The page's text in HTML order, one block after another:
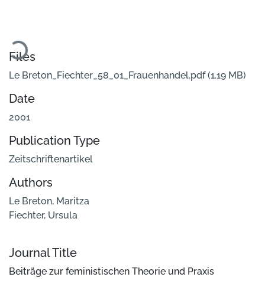
Loading...
Files
Le Breton_Fiechter_58_01_Frauenhandel.pdf(1.19 MB)
Date
2001
Publication Type
Zeitschriftenartikel
Authors
Le Breton, Maritza
Fiechter, Ursula
Journal Title
Beiträge zur feministischen Theorie und Praxis